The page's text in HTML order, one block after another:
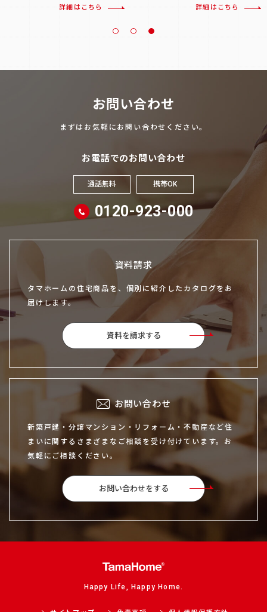
詳細はこちら 詳細はこちら
お問い合わせ
まずはお気軽にお問い合わせください。
お電話でのお問い合わせ
通話無料 携帯OK
0120-923-000
資料請求
タマホームの住宅商品を、個別に紹介したカタログをお
届けします。
資料を請求する
お問い合わせ
新築戸建・分譲マンション・リフォーム・不動産など住
まいに関するさまざまなご相談を受け付けています。お
気軽にご相談ください。
お問い合わせをする
Happy Life, Happy Home.